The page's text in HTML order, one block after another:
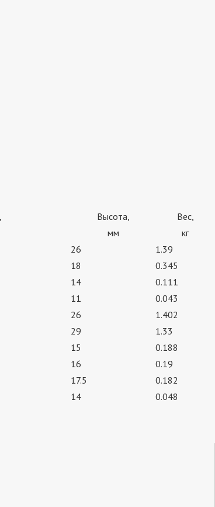
Высота,
мм
Вес,
кг
26
1.39
18
0.345
14
0.111
11
0.043
26
1.402
29
1.33
15
0.188
16
0.19
17.5
0.182
14 0.048